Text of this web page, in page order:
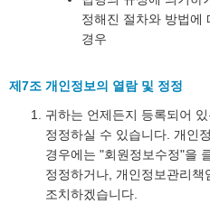
정해진 절차와 방법에
경우
제7조 개인정보의 열람 및 정정
귀하는 언제든지 등록되어
정정하실 수 있습니다. 개인
경우에는 "회원정보수정"을
정정하거나, 개인정보관리
조치하겠습니다.